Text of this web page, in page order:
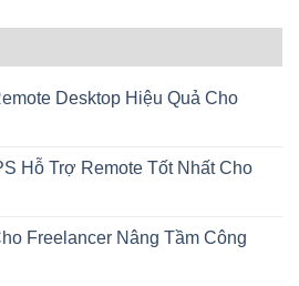
Desktop Hiệu Quả Cho
Hỗ Trợ Remote Tốt Nhất Cho
Freelancer Nâng Tầm Công